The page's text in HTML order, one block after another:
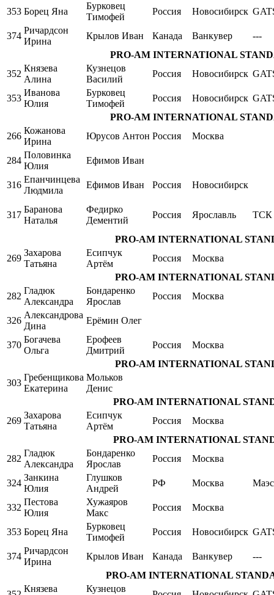
353 Борец Яна
Бурковец
Тимофей
Россия Новосибирск
374
Ричардсон
Ирина
Крылов Иван Канада Ванкувер
---
PRO-AM INTERNATIONAL
352
Князева
Алина
Кузнецов
Василий
Россия Новосибирск
353
Иванова
Юлия
Бурковец
Тимофей
Россия Новосибирск
PRO-AM INTERNATIONAL
266
Кожанова
Ирина
Юрусов Антон Россия Москва
284
Половинка
Юлия
Ефимов Иван
316
Епанчинцева
Людмила
Ефимов Иван Россия Новосибирск
317
Баранова
Наталья
Федирко
Дементий
Россия Ярославль ТСК
PRO-AM INTERNATIONAL
269
Захарова
Татьяна
Есипчук
Артём
Россия
Москва
PRO-AM INTERNATIONAL
282
Гладюк
Александра
Бондаренко
Ярослав
Россия Москва
326
Александрова
Дина
Ерёмин Олег
370
Богачева
Ольга
Ерофеев
Дмитрий
Россия
Москва
PRO-AM INTERNATIONAL
303
Гребенщикова
Екатерина
Мольков
Денис
PRO-AM INTERNATIONAL
269
Захарова
Татьяна
Есипчук
Артём
Россия
Москва
PRO-AM INTERNATIONAL
282
Гладюк
Александра
Бондаренко
Ярослав
Россия Москва
324
Занкина
Юлия
Глушков
Андрей
РФ Москва
332
Пестова
Юлия
Хужаяров
Макс
Россия Москва
353 Борец Яна
Бурковец
Тимофей
Россия Новосибирск
374
Ричардсон
Ирина
Крылов Иван Канада Ванкувер
---
PRO-AM INTERNATIONAL
Князева
Кузнецов